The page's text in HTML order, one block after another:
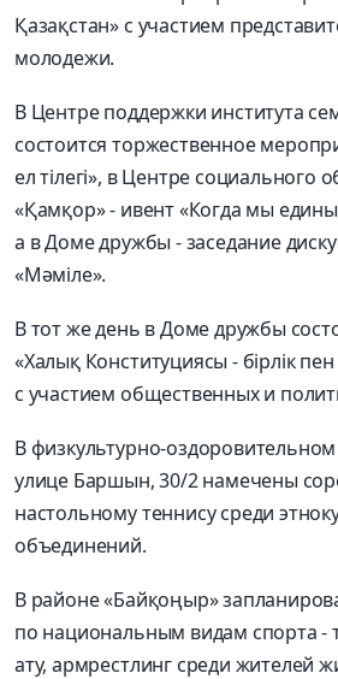
Қазақстан» с участием
молодежи.
В Центре поддержки института
состоится торжественное
ел тілегі», в Цент­ре социального
«Қамқор» - ивент «Когда мы
а в Доме дружбы - заседание
«Мәміле».
В тот же день в Доме дружбы
«Халық Конституциясы - бірлік
с учас­тием общественных и
В физкультурно-
улице Баршын, 30/2 намечены
настольному теннису среди
объединений.
В районе «Байқоңыр»
по национальным видам спорта -
ату, армрестлинг среди жителей